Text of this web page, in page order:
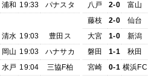
浦和 19:33
パナスタ
清水 19:03
豊田ス
岡山 19:03
ハナサカ
水戸 19:04
三協F柏
八戸
2-0
富山
藤枝
2-0
仙台
大宮
1-0
新潟
磐田
1-1
秋田
宮崎
0-1 横浜FC